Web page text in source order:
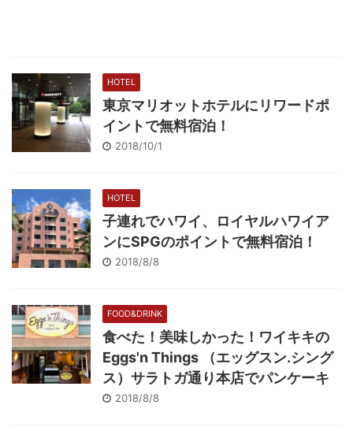
HOTEL
東京マリオットホテルにリワードポ
イントで無料宿泊！
2018/10/1
HOTEL
子連れでハワイ、ロイヤルハワイア
ンにSPGのポイントで無料宿泊！
2018/8/8
FOOD&DRINK
食べた！美味しかった！ワイキキの
Eggs'n Things （エッグスン.シング
ス）サラトガ通り本店でパンケーキ
2018/8/8